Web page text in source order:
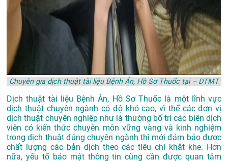
Chuyên gia dịch thuật tài liệu Bệnh Án, Hồ Sơ Thuốc tại – DTMT
Dịch thuật tài liệu Bệnh Án, Hồ Sơ Thuốc là một lĩnh vực
dịch thuật chuyên ngành có độ khó cao, vì thế các đơn vị
dịch thuật chuyên nghiệp như là thường bố trí các biên dịch
viên có kiến thức chuyên môn vững vàng và kinh nghiệm
trong dịch thuật đúng chuyên ngành thì mới đảm bảo được
chất lượng các bản dịch theo các tiêu chí khắt khe. Hơn
nữa, yếu tố bảo mật thông tin cũng cần được quan tâm